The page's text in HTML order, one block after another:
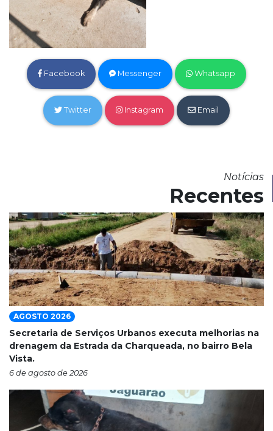
Facebook Messenger Whatsapp
Twitter Instagram Email
Notícias
Recentes
AGOSTO 2026
Secretaria de Serviços Urbanos executa melhorias na
drenagem da Estrada da Charqueada, no bairro Bela
Vista.
6 de agosto de 2026